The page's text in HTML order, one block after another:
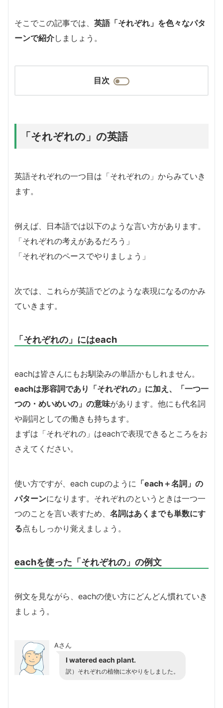
そこでこの記事では、 英語「それぞれ」を色々なパタ
ーンで紹介しましょう。
目次
「それぞれの」の英語
英語それぞれの一つ目は「それぞれの」からみていき
ます。
例えば、日本語では以下のような言い方があります。
「それぞれの考えがあるだろう」
「それぞれのペースでやりましょう」
次では、これらが英語でどのような表現になるのかみ
ていきます。
「それぞれの」にはeach
eachは皆さんにもお馴染みの単語かもしれません。
eachは形容詞であり「それぞれの」に加え、「一つ一
つの・めいめいの」の意味があります。他にも代名詞
や副詞としての働きも持ちます。
まずは「それぞれの」はeachで表現できるところをお
さえてください。
使い方ですが、each cupのように 「each＋名詞」の
パターンになります。それぞれのというときは一つ一
つのことを言い表すため、 名詞はあくまでも単数にす
る点もしっかり覚えましょう。
eachを使った「それぞれの」の例文
例文を見ながら、eachの使い方にどんどん慣れていき
ましょう。
Aさん
I watered each plant.
訳）それぞれの植物に水やりをしました。